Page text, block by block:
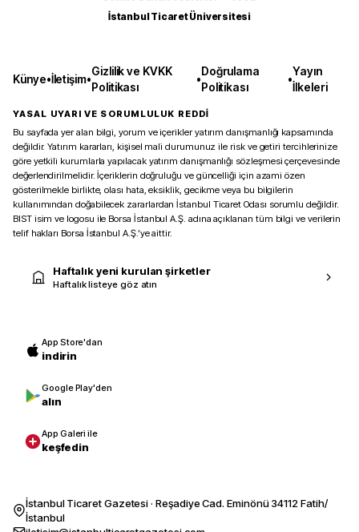
İstanbul Ticaret Üniversitesi
Künye•İletişim•
Gizlilik ve KVKK
Politikası
•
Doğrulama
Politikası
•
Yayın
İlkeleri
YASAL UYARI VE SORUMLULUK REDDİ
Bu sayfada yer alan bilgi, yorum ve içerikler yatırım danışmanlığı kapsamında
değildir. Yatırım kararları, kişisel mali durumunuz ile risk ve getiri tercihlerinize
göre yetkili kurumlarla yapılacak yatırım danışmanlığı sözleşmesi çerçevesinde
değerlendirilmelidir. İçeriklerin doğruluğu ve güncelliği için azami özen
gösterilmekle birlikte, olası hata, eksiklik, gecikme veya bu bilgilerin
kullanımından doğabilecek zararlardan İstanbul Ticaret Odası sorumlu değildir.
BIST isim ve logosu ile Borsa İstanbul A.Ş. adına açıklanan tüm bilgi ve verilerin
telif hakları Borsa İstanbul A.Ş.’ye aittir.
Haftalık yeni kurulan şirketler
Haftalık listeye göz atın
App Store'dan
indirin
Google Play'den
alın
App Galeri ile
keşfedin
İstanbul Ticaret Gazetesi · Reşadiye Cad. Eminönü 34112 Fatih/
İstanbul